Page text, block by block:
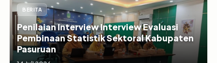
BERITA
Penilaian Interview Interview Evaluasi
Pembinaan Statistik Sektoral Kabupaten
Pasuruan